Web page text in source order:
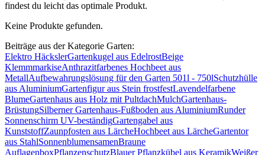
findest du leicht das optimale Produkt.
Keine Produkte gefunden.
Beiträge aus der Kategorie Garten:
Elektro HäckslerGartenkugel aus EdelrostBeige
KlemmmarkiseAnthrazitfarbenes Hochbeet aus
MetallAufbewahrungslösung für den Garten 501l - 750lSchutzhülle
aus AluminiumGartenfigur aus Stein frostfestLavendelfarbene
BlumeGartenhaus aus Holz mit PultdachMulchGartenhaus-
BrüstungSilberner Gartenhaus-Fußboden aus AluminiumRunder
Sonnenschirm UV-beständigGartengabel aus
KunststoffZaunpfosten aus LärcheHochbeet aus LärcheGartentor
aus StahlSonnenblumensamenBraune
AuflagenboxPflanzenschutzBlauer Pflanzkübel aus KeramikWeißer